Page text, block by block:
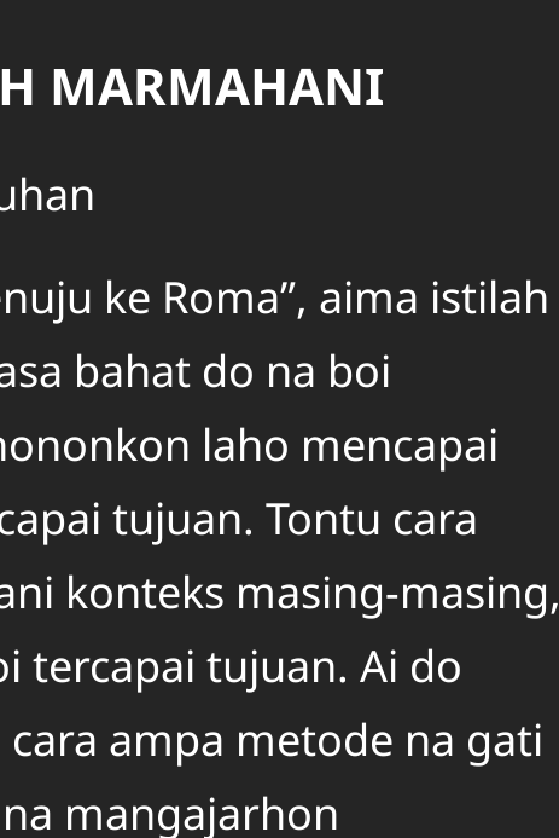
MARMAHANI
ke Roma”, aima istilah
bahat do na boi
laho mencapai
tujuan. Tontu cara
konteks masing-masing,
tercapai tujuan. Ai do
ampa metode na gati
mangajarhon